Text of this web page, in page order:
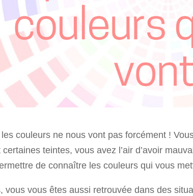
les couleurs ne nous vont pas forcément !
certaines teintes, vous avez l’air d’avoir
de connaître les couleurs qui vous
vous vous êtes aussi retrouvée dans des